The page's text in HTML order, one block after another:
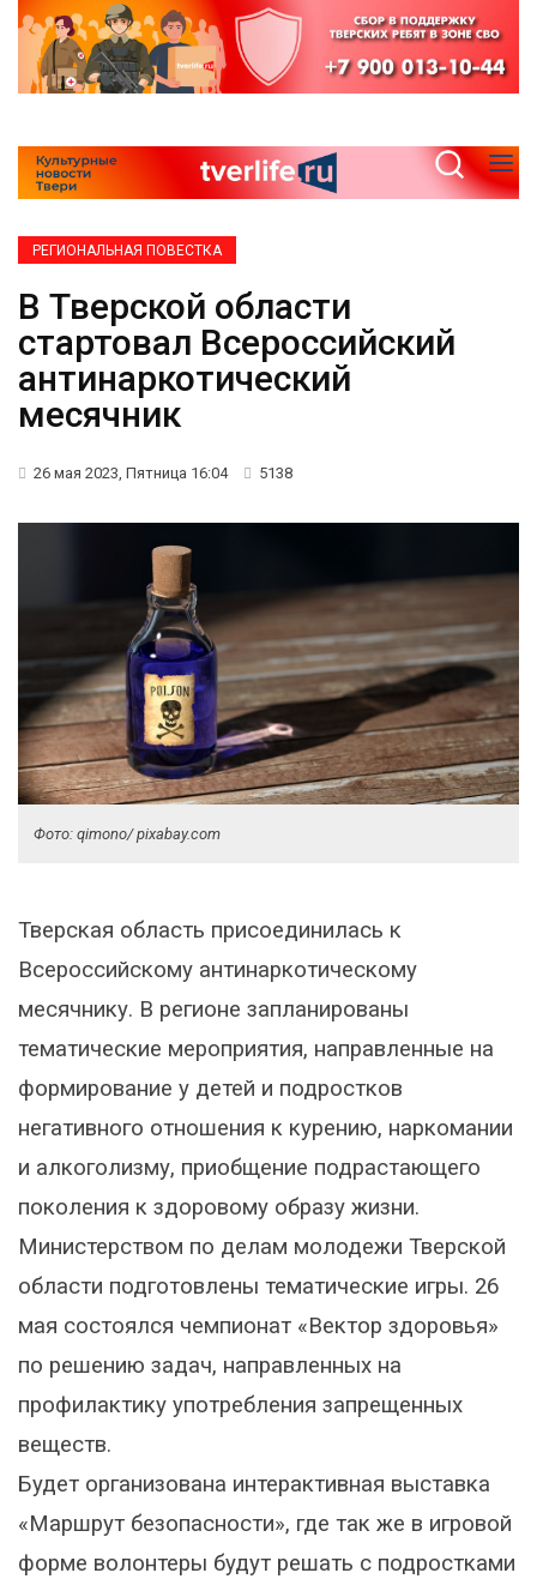
РЕГИОНАЛЬНАЯ ПОВЕСТКА
В Тверской области
стартовал Всероссийский
антинаркотический
месячник
26 мая 2023, Пятница 16:04 5138
Фото: qimono/ pixabay.com
Тверская область присоединилась к
Всероссийскому антинаркотическому
месячнику. В регионе запланированы
тематические мероприятия, направленные на
формирование у детей и подростков
негативного отношения к курению, наркомании
и алкоголизму, приобщение подрастающего
поколения к здоровому образу жизни.
Министерством по делам молодежи Тверской
области подготовлены тематические игры. 26
мая состоялся чемпионат «Вектор здоровья»
по решению задач, направленных на
профилактику употребления запрещенных
веществ.
Будет организована интерактивная выставка
«Маршрут безопасности», где так же в игровой
форме волонтеры будут решать с подростками